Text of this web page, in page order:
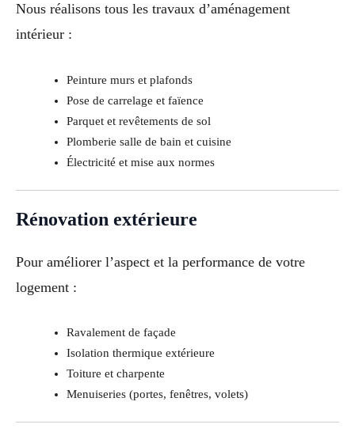
Nous réalisons tous les travaux d’aménagement
intérieur :
Peinture murs et plafonds
Pose de carrelage et faïence
Parquet et revêtements de sol
Plomberie salle de bain et cuisine
Électricité et mise aux normes
Rénovation extérieure
Pour améliorer l’aspect et la performance de votre
logement :
Ravalement de façade
Isolation thermique extérieure
Toiture et charpente
Menuiseries (portes, fenêtres, volets)